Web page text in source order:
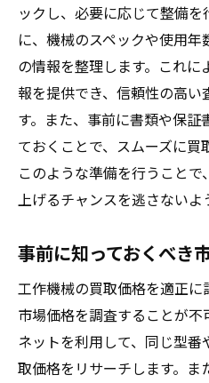
ックし、必要に応じて整備
に、機械のスペックや使用
の情報を整理します。これに
報を提供でき、信頼性の高
す。また、事前に書類や保
ておくことで、スムーズに買
このような準備を行うこと
上げるチャンスを逃さないよ
事前に知っておくべき
工作機械の買取価格を適正
市場価格を調査することが不
ネットを利用して、同じ型番
取価格をリサーチします。